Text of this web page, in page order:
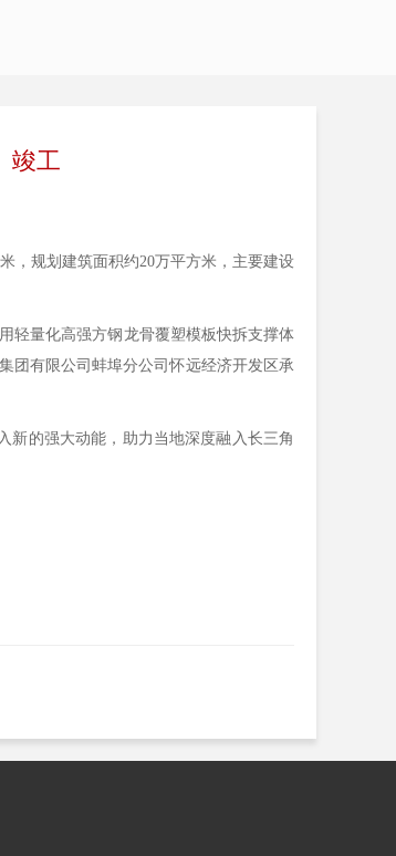
竣工
，规划建筑面积约20万平方米，主要建设
轻量化高强方钢龙骨覆塑模板快拆支撑体
团有限公司蚌埠分公司怀远经济开发区承
的强大动能，助力当地深度融入长三角